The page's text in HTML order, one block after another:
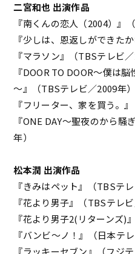
二宮和也 出演作品
『南くんの恋人（2004）』
『少しは、恩返しができた
『マラソン』（TBSテレビ／
『DOOR TO DOOR～僕は
～』（TBSテレビ／2009年）
『フリーター、家を買う。
『ONE DAY～聖夜のから騒
年）
松本潤 出演作品
『きみはペット』（TBSテレ
『花より男子』（TBSテレビ
『花より男子2(リターンズ)
『バンビ〜ノ！』（日本テレ
『ラッキーセブン』（フジ